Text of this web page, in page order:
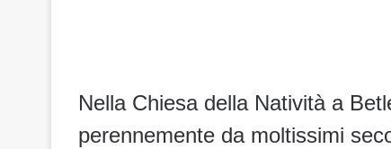
Nella Chiesa della Natività a
perennemente da moltissimi